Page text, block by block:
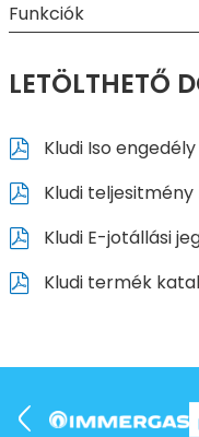
Funkciók
LETÖLTHETŐ
Kludi Iso engedély
Kludi
Kludi E-jotállási
Kludi termék